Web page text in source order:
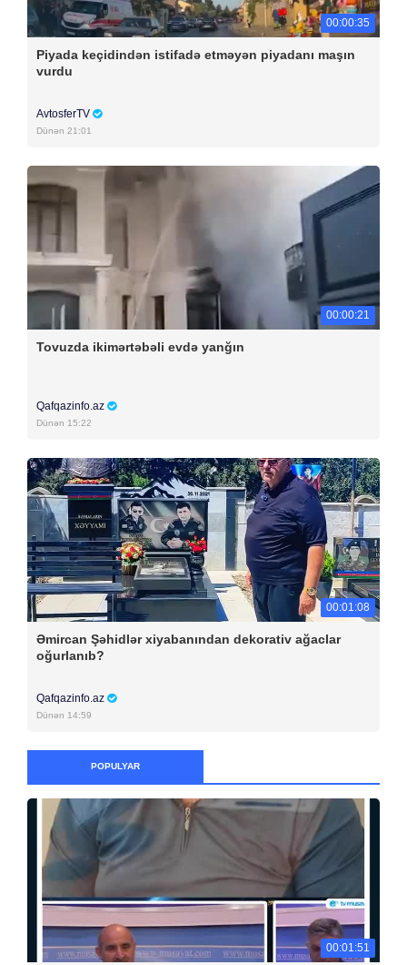
00:00:35
Piyada keçidindən istifadə etməyən piyadanı maşın
vurdu
AvtosferTV
Dünən 21:01
00:00:21
Tovuzda ikimərtəbəli evdə yanğın
Qafqazinfo.az
Dünən 15:22
00:01:08
Əmircan Şəhidlər xiyabanından dekorativ ağaclar
oğurlanıb?
Qafqazinfo.az
Dünən 14:59
POPULYAR
00:01:51